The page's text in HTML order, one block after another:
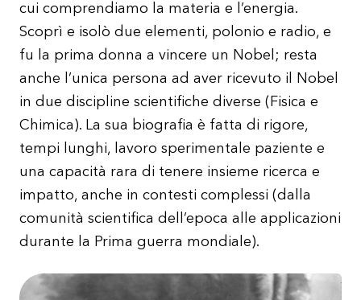
cui comprendiamo la materia e l’energia.
Scoprì e isolò due elementi, polonio e radio, e
fu la prima donna a vincere un Nobel; resta
anche l’unica persona ad aver ricevuto il Nobel
in due discipline scientifiche diverse (Fisica e
Chimica). La sua biografia è fatta di rigore,
tempi lunghi, lavoro sperimentale paziente e
una capacità rara di tenere insieme ricerca e
impatto, anche in contesti complessi (dalla
comunità scientifica dell’epoca alle applicazioni
durante la Prima guerra mondiale).